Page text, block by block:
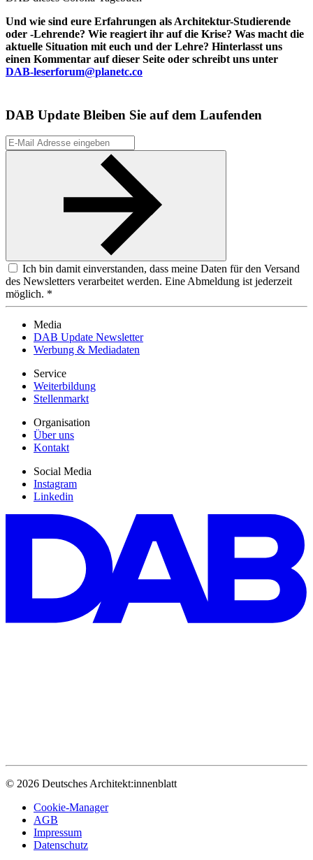
Und wie sind eure Erfahrungen als Architektur-Studierende
oder -Lehrende? Wie reagiert ihr auf die Krise? Was macht die
aktuelle Situation mit euch und der Lehre? Hinterlasst uns
einen Kommentar auf dieser Seite oder schreibt uns unter
DAB-leserforum@planetc.co
DAB Update Bleiben Sie auf dem Laufenden
Ich bin damit einverstanden, dass meine Daten für den Versand
des Newsletters verarbeitet werden. Eine Abmeldung ist jederzeit
möglich. *
Media
DAB Update Newsletter
Werbung & Mediadaten
Service
Weiterbildung
Stellenmarkt
Organisation
Über uns
Kontakt
Social Media
Instagram
Linkedin
© 2026 Deutsches Architekt:innenblatt
Cookie-Manager
AGB
Impressum
Datenschutz